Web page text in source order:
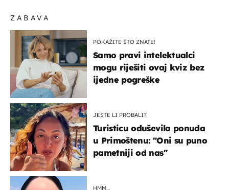
ZABAVA
POKAŽITE ŠTO ZNATE!
Samo pravi intelektualci
mogu riješiti ovaj kviz bez
ijedne pogreške
JESTE LI PROBALI?
Turisticu oduševila ponuda
u Primoštenu: "Oni su puno
pametniji od nas"
HMM…